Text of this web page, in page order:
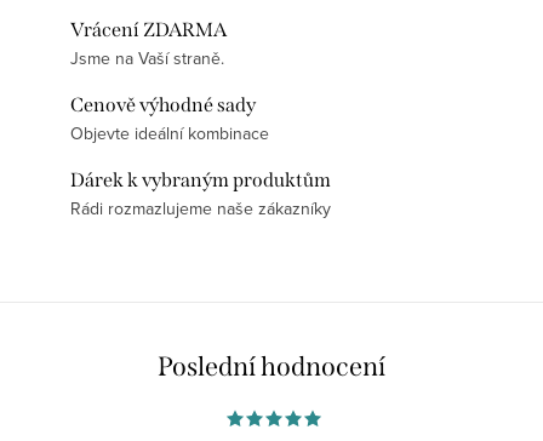
Vrácení ZDARMA
Jsme na Vaší straně.
Cenově výhodné sady
Objevte ideální kombinace
Dárek k vybraným produktům
Rádi rozmazlujeme naše zákazníky
Poslední hodnocení